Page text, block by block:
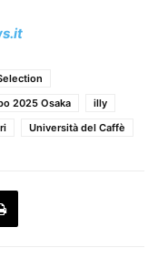
2025 Osaka
illy
Università del Caffè